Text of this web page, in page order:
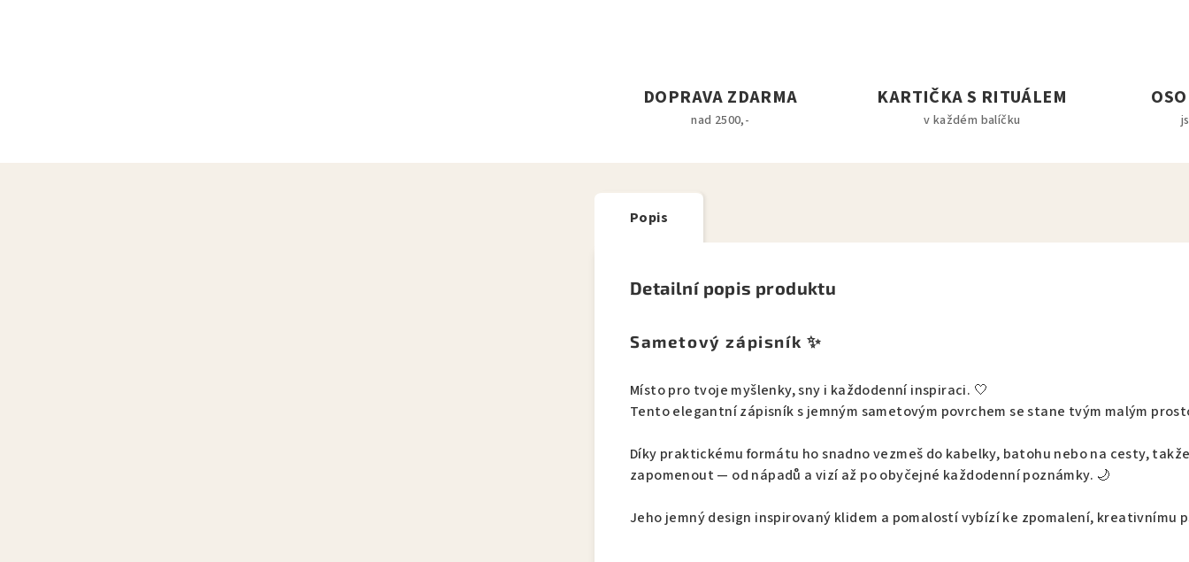
DOPRAVA ZDARMA
nad 2500,-
KARTIČKA S RITUÁLEM
v každém balíčku
Popis
Detailní popis produktu
Sametový zápisník ✨
Místo pro tvoje myšlenky, sny i každodenní inspiraci. 🤍
Tento elegantní zápisník s jemným sametovým povrchem se stane tvým malým
Díky praktickému formátu ho snadno vezmeš do kabelky, batohu nebo na cesty,
zapomenout — od nápadů a vizí až po obyčejné každodenní poznámky. 🌙
Jeho jemný design inspirovaný klidem a pomalostí vybízí ke zpomalení, kreativnímu